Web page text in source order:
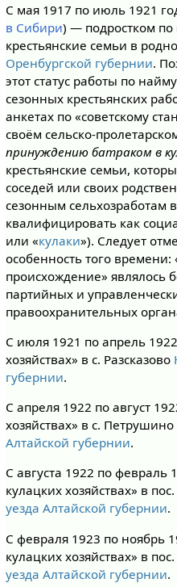
С мая 1917 по июль 1921
в Сибири) — подростком
крестьянские семьи в
Оренбургской губернии.
этот статус работы по
сезонных крестьянских
анкетах по «советскому
своём сельско-
принуждению батраком в
крестьянские семьи,
соседей или своих
сезонным сельхозработам
квалифицировать как
или «кулаки»). Следует
особенность того времени:
происхождение» являлось
партийных и
правоохранительных
С июля 1921 по апрель
хозяйствах» в с. Разсказово
губернии.
С апреля 1922 по август
хозяйствах» в с. Петрушино
Алтайской губернии.
С августа 1922 по февраль
кулацких хозяйствах» в
уезда Алтайской губернии.
С февраля 1923 по ноябрь
кулацких хозяйствах» в
уезда Алтайской губернии.